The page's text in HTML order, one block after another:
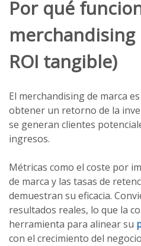
Por qué
merchandising
ROI tangible)
El merchandising de marca
obtener un retorno de la
se generan clientes
ingresos.
Métricas como el coste por
de marca y las tasas de
demuestran su eficacia.
resultados reales, lo que la
herramienta para alinear su
con el crecimiento del